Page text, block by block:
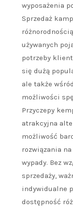
wyposażenia
Sprzedaż
używanych
potrzeby
się dużą
ale także
możliwości
Przyczepy
atrakcyjna
możliwość
rozwiązania
wypady. Bez
sprzedaży,
indywidualne
dostępność